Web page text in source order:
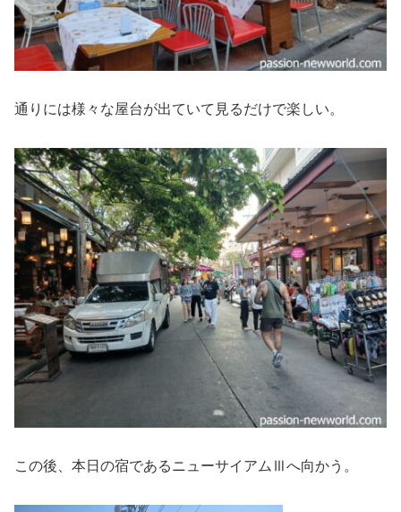
通りには様々な屋台が出ていて見るだけで楽しい。
この後、本日の宿であるニューサイアムⅢへ向かう。